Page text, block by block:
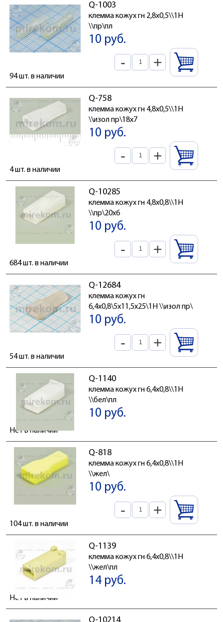
Q-1003
клемма кожух гн 2,8x0,5\\1H
\\пр\пл
10 руб.
- +
94 шт. в наличии
Q-758
клемма кожух гн 4,8x0,5\\1H
\\изол пр\18x7
10 руб.
- +
4 шт. в наличии
Q-10285
клемма кожух гн 4,8x0,8\\1H
\\пр\20x6
10 руб.
- +
684 шт. в наличии
Q-12684
клемма кожух гн
6,4x0,8\5x11,5x25\1H \\изол пр\
10 руб.
- +
54 шт. в наличии
Q-1140
клемма кожух гн 6,4x0,8\\1H
\\бел\пл
10 руб.
Нет в наличии
Q-818
клемма кожух гн 6,4x0,8\\1H
\\жел\
10 руб.
- +
104 шт. в наличии
Q-1139
клемма кожух гн 6,4x0,8\\1H
\\жел\пл
14 руб.
Нет в наличии